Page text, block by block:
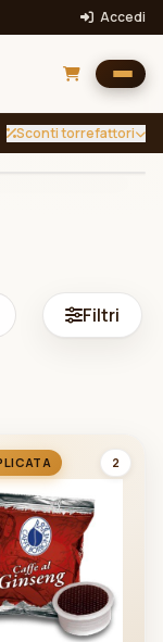
Accedi
Sconti torrefattori
Filtri
2